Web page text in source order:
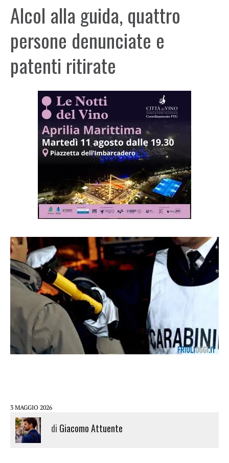
Alcol alla guida, quattro
persone denunciate e
patenti ritirate
3 MAGGIO 2026
di Giacomo Attuente